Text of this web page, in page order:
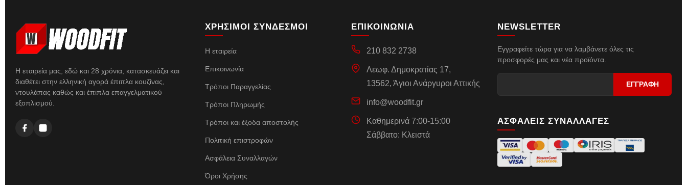
Η εταιρεία μας, εδώ και 28 χρόνια, κατασκευάζει και
διαθέτει στην ελληνική αγορά έπιπλα κουζίνας,
ντουλάπας καθώς και έπιπλα επαγγελματικού
εξοπλισμού.
ΧΡΗΣΙΜΟΙ ΣΥΝΔΕΣΜΟΙ
Η εταιρεία
Επικοινωνία
Τρόποι Παραγγελίας
Τρόποι Πληρωμής
Τρόποι και έξοδα αποστολής
Πολιτική επιστροφών
Ασφάλεια Συναλλαγών
Όροι Χρήσης
ΕΠΙΚΟΙΝΩΝΙΑ
210 832 2738
Λεωφ. Δημοκρατίας 17,
13562, Άγιοι Ανάργυροι Αττικής
info@woodfit.gr
Καθημερινά 7:00-15:00
Σάββατο: Κλειστά
NEWSLETTER
Εγγραφείτε τώρα για να λαμβάνετε όλες τις
προσφορές μας και νέα προϊόντα.
ΑΣΦΑΛΕΙΣ ΣΥΝΑΛΛΑΓΕΣ